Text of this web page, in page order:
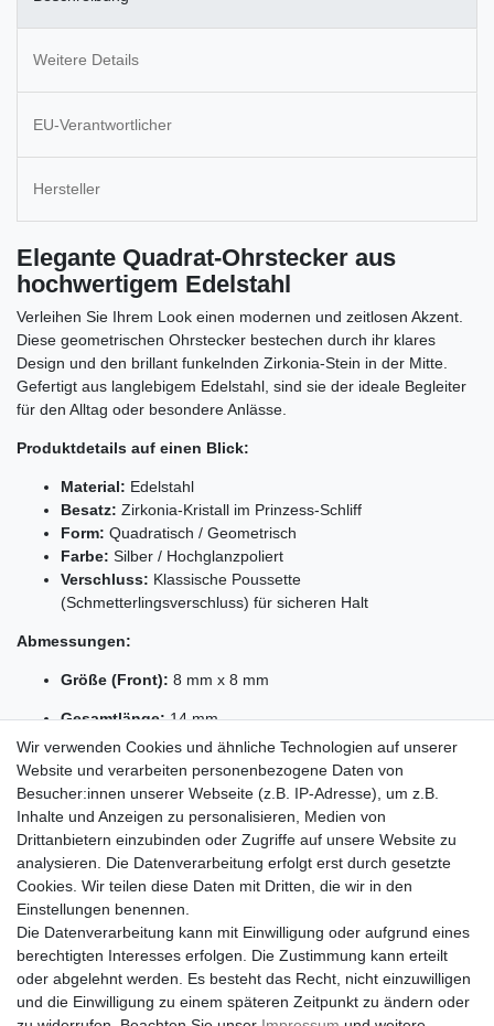
Weitere Details
EU-Verantwortlicher
Hersteller
Elegante Quadrat-Ohrstecker aus
hochwertigem Edelstahl
Verleihen Sie Ihrem Look einen modernen und zeitlosen Akzent.
Diese geometrischen Ohrstecker bestechen durch ihr klares
Design und den brillant funkelnden Zirkonia-Stein in der Mitte.
Gefertigt aus langlebigem Edelstahl, sind sie der ideale Begleiter
für den Alltag oder besondere Anlässe.
Produktdetails auf einen Blick:
Material: Edelstahl
Besatz: Zirkonia-Kristall im Prinzess-Schliff
Form: Quadratisch / Geometrisch
Farbe: Silber / Hochglanzpoliert
Verschluss: Klassische Poussette
(Schmetterlingsverschluss) für sicheren Halt
Abmessungen:
Größe (Front): 8 mm x 8 mm
Gesamtlänge:14 mm
Stabstärke:0,7 mm (Standardmaß für normale Ohrlöcher)
Warum Sie sich für diesen Schmuck
entscheiden sollten:
Hautfreundlich & Allergikergeeignet:
Da die Ohrringe
aus Edelstahl gefertigt sind, sind sie besonders sanft zur
Haut und oxidieren nicht.
Langlebigkeit:
Der Stahl ist robust, kratzfest und behält
auch nach langem Tragen seinen silbernen Glanz.
Unisex Design:
Durch die minimalistische Quadratform
eignen sich die Stecker hervorragend für Damen und
Herren.
Wir verwenden Cookies und ähnliche Technologien auf unserer
Website und verarbeiten personenbezogene Daten von
Besucher:innen unserer Webseite (z.B. IP-Adresse), um z.B.
Inhalte und Anzeigen zu personalisieren, Medien von
Drittanbietern einzubinden oder Zugriffe auf unsere Website zu
analysieren. Die Datenverarbeitung erfolgt erst durch gesetzte
Cookies. Wir teilen diese Daten mit Dritten, die wir in den
Einstellungen benennen.
Die Datenverarbeitung kann mit Einwilligung oder aufgrund eines
berechtigten Interesses erfolgen. Die Zustimmung kann erteilt
oder abgelehnt werden. Es besteht das Recht, nicht einzuwilligen
und die Einwilligung zu einem späteren Zeitpunkt zu ändern oder